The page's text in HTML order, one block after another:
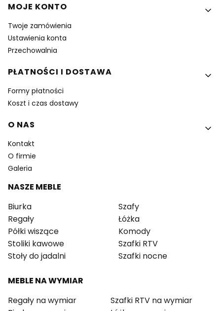
MOJE KONTO
Twoje zamówienia
Ustawienia konta
Przechowalnia
PŁATNOŚCI I DOSTAWA
Formy płatności
Koszt i czas dostawy
O NAS
Kontakt
O firmie
Galeria
NASZE MEBLE
Biurka
Regały
Półki wiszące
Stoliki kawowe
Stoły do jadalni
Szafy
Łóżka
Komody
Szafki RTV
Szafki nocne
MEBLE NA WYMIAR
Regały na wymiar
Szafki RTV na wymiar